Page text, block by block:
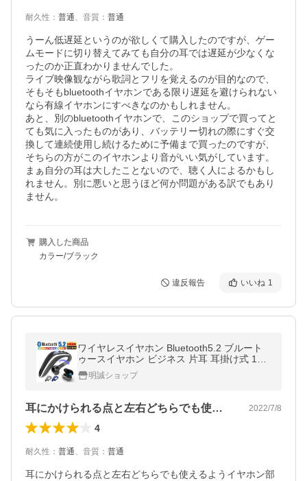
耐久性 ： 普通、 音質 ： 普通
うーん低遅延というのが欲しくて購入したのですが、ゲー
ムモードに切り替えてみても自分の耳では遅延が少なくな
ったのか正直わかりませんでした。
ライブ映像観ながら歌詞とフリを覚えるのが目的なので、
そもそもbluetoothイヤホンである限り遅延を避けられない
なら有線イヤホンにすべきなのかもしれません。
あと、別のbluetoothイヤホンで、このショップで買ってと
ても気に入ったものがあり、バッテリー切れの際にすぐ交
換して連続使用し続けるために予備まで買ったのですが、
そちらの方がこのイヤホンより音がいい気がしています。
まぁ自分の耳は大したことないので、聴く人によるかもし
れません。別に悪いと思うほど何か問題がある訳でもあり
ません。
購入した商品
カラー/ブラック
違反報告 いいね 1
ワイヤレスイヤホン Bluetooth5.2 ブルート
ゥースイヤホン ビジネス 片耳 耳掛け式 110
mAh 左右耳兼用 180°回転 マイク内蔵 【PL
保険加入済み製品・安心】
明誠ショップ
耳にかけられる点と左右どちらでも使える… 2022/7/8
4
耐久性 ： 普通、 音質 ： 普通
耳にかけられる点と左右どちらでも使えるようイヤホン部